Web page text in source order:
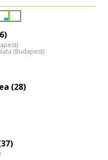
nagyítása
(Budapest)
(28)